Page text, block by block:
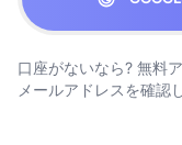
口座がないなら? 無料
メールアドレスを確認